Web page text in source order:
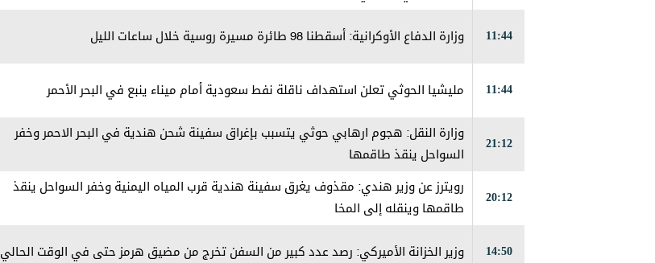
11:44 وزارة الدفاع الأوكرانية: أسقطنا 98 طائرة مسيرة روسية خلال ساعات الليل
11:44 مليشيا الحوثي تعلن استهداف ناقلة نفط سعودية أمام ميناء ينبع في البحر الأحمر
21:12
وزارة النقل: هجوم ارهابي حوثي يتسبب بإغراق سفينة شحن هندية في البحر الاحمر وخفر
السواحل ينقذ طاقمها
20:12
رويترز عن وزير هندي: مقذوف يغرق سفينة هندية قرب المياه اليمنية وخفر السواحل ينقذ
طاقمها وينقله إلى المخا
14:50 وزير الخزانة الأميركي: رصد عدد كبير من السفن تخرج من مضيق هرمز حتى في الوقت الحالي